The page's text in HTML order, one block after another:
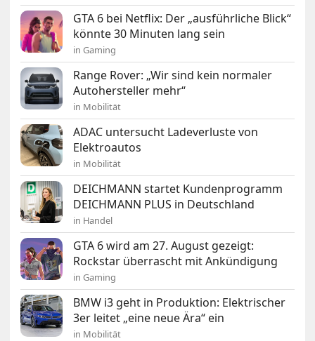
GTA 6 bei Netflix: Der „ausführliche Blick“
könnte 30 Minuten lang sein
in Gaming
Range Rover: „Wir sind kein normaler
Autohersteller mehr“
in Mobilität
ADAC untersucht Ladeverluste von
Elektroautos
in Mobilität
DEICHMANN startet Kundenprogramm
DEICHMANN PLUS in Deutschland
in Handel
GTA 6 wird am 27. August gezeigt:
Rockstar überrascht mit Ankündigung
in Gaming
BMW i3 geht in Produktion: Elektrischer
3er leitet „eine neue Ära“ ein
in Mobilität